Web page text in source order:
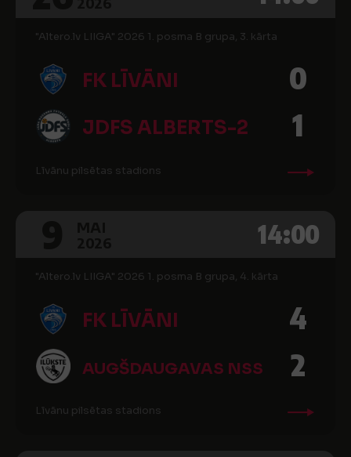
"Altero.lv LIIGA" 2026 1. posma B grupa, 3. kārta
FK LĪVĀNI 0
JDFS ALBERTS-2 1
Līvānu pilsētas stadions
14:00
"Altero.lv LIIGA" 2026 1. posma B grupa, 4. kārta
FK LĪVĀNI 4
AUGŠDAUGAVAS NSS 2
Līvānu pilsētas stadions